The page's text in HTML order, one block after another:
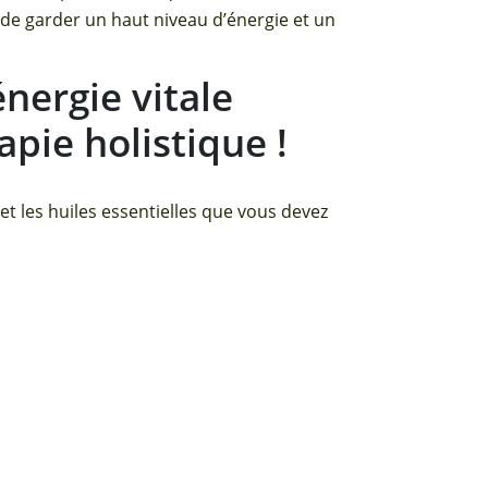
garder un haut niveau d’énergie et un
vitale
holistique !
les huiles essentielles que vous devez